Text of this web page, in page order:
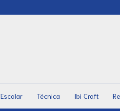
Escolar Técnica Ibi Craft